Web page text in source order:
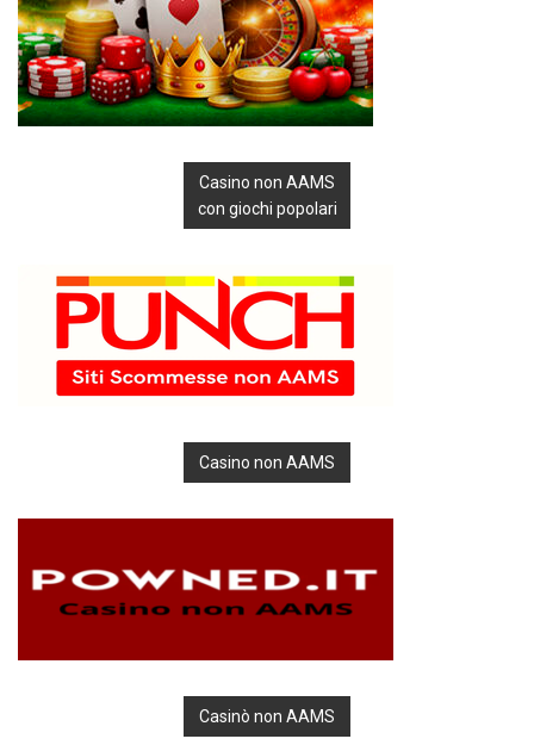
Casino non AAMS
con giochi popolari
Casino non AAMS
Casinò non AAMS